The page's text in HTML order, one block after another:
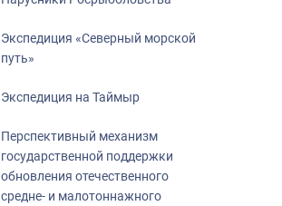
Экспедиция «Северный морской
путь»
Экспедиция на Таймыр
Перспективный механизм
государственной поддержки
обновления отечественного
средне- и малотоннажного